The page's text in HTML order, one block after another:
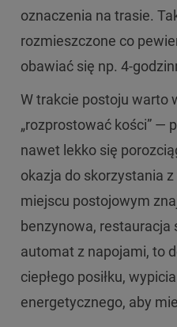
oznaczenia na trasie.
rozmieszczone co
obawiać się np. 4-
W trakcie postoju warto
„rozprostować kości” —
nawet lekko się
okazja do skorzystania
miejscu postojowym
benzynowa, restauracja
automat z napojami, to
ciepłego posiłku,
energetycznego, aby